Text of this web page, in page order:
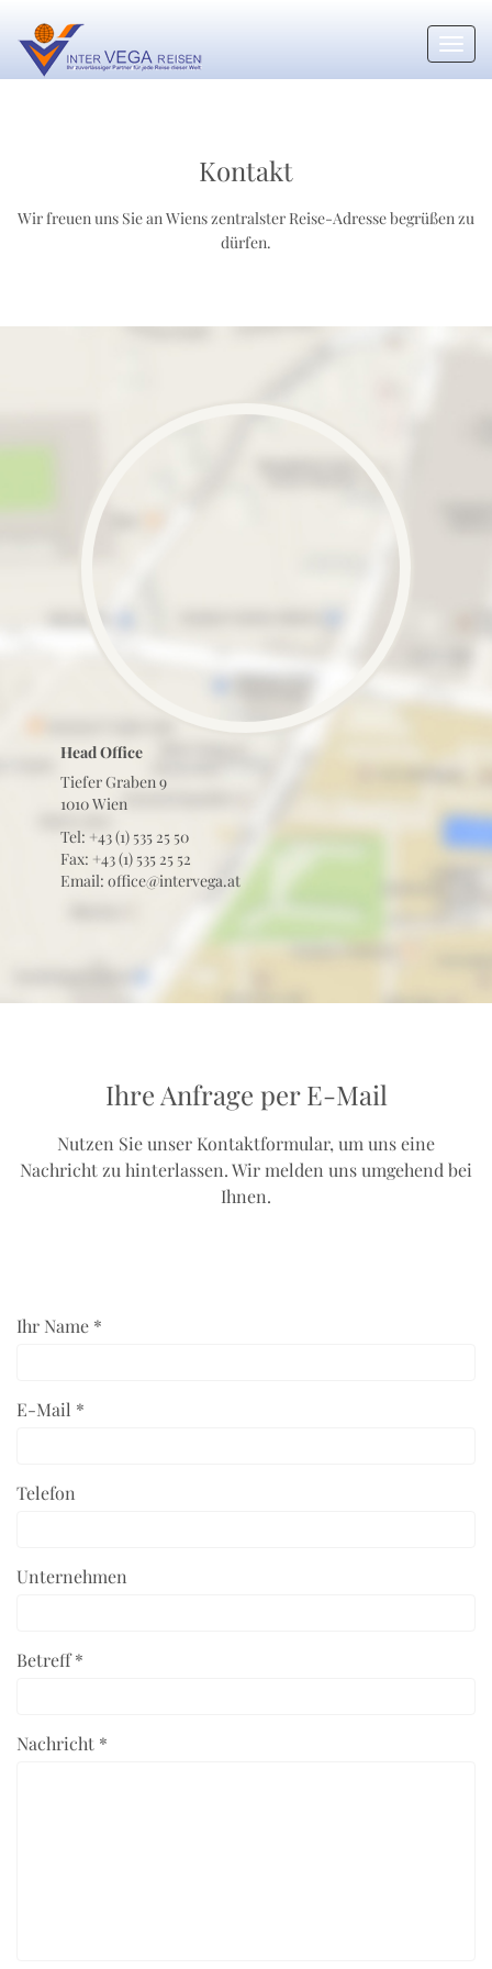
Kontakt
Wir freuen uns Sie an Wiens zentralster Reise-Adresse begrüßen zu
dürfen.
Head Office
Tiefer Graben 9
1010 Wien
Tel: +43 (1) 535 25 50
Fax: +43 (1) 535 25 52
Email: office@intervega.at
Ihre Anfrage per E-Mail
Nutzen Sie unser Kontaktformular, um uns eine
Nachricht zu hinterlassen. Wir melden uns umgehend bei
Ihnen.
Ihr Name *
E-Mail *
Telefon
Unternehmen
Betreff *
Nachricht *